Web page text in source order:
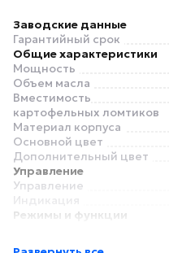
Заводские данные
Гарантийный срок
Общие характеристики
Мощность
Объем масла
Вместимость
картофельных ломтиков
Материал корпуса
Основной цвет
Дополнительный цвет
Управление
Управление
Индикация
Режимы и функции